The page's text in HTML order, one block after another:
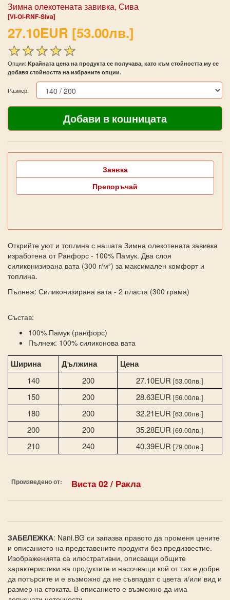
Зимна олекотената завивка, Сива
[VI-Ol-RNF-Siva]
27.10EUR [53.00лв.]
Опции: Kрайната цена на продукта се получава, като към стойността му се
добавя стойността на избраните опции.
Размер:
Заявка
Препоръчай
Открийте уют и топлина с нашата Зимна олекотената завивка
изработена от Ранфорс - 100% Памук. Два слоя
силиконизирана вата (300 г/м²) за максимален комфорт и
топлина.
Пълнеж: Силиконизирана вата - 2 пласта (300 грама)
Състав:
100% Памук (ранфорс)
Пълнеж: 100% силиконова вата
Ширина Дължина Цена
140 200 27.10EUR [53.00лв.]
150 200 28.63EUR [56.00лв.]
180 200 32.21EUR [63.00лв.]
200 200 35.28EUR [69.00лв.]
210 240 40.39EUR [79.00лв.]
Произведено от: Виста 02 / Ракла
ЗАБЕЛЕЖКА: Nani.BG си запазва правото да променя цените
и описанието на представените продукти без предизвестие.
Изображенията са илюстративни, описващи общите
характеристики на продуктите и насочващи кой от тях е добре
да потърсите и е възможно да не съвпадат с цвета и/или вид и
размер на стоката. В описанието е възможно да има